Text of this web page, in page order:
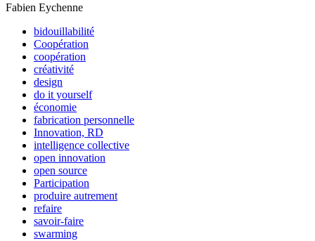
Fabien Eychenne
bidouillabilité
Coopération
coopération
créativité
design
do it yourself
économie
fabrication personnelle
Innovation, RD
intelligence collective
open innovation
open source
Participation
produire autrement
refaire
savoir-faire
swarming